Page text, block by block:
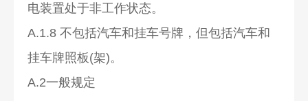
电装置处于非工作状态。
A.1.8 不包括汽车和挂车号牌，但包括汽车和
挂车牌照板(架)。
A.2一般规定